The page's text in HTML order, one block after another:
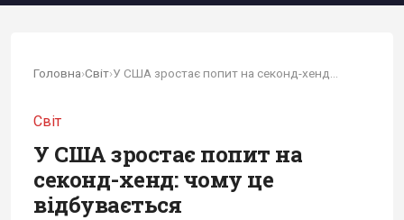
Головна›Світ›
Світ
У США зростає попит на
секонд-хенд: чому це
відбувається